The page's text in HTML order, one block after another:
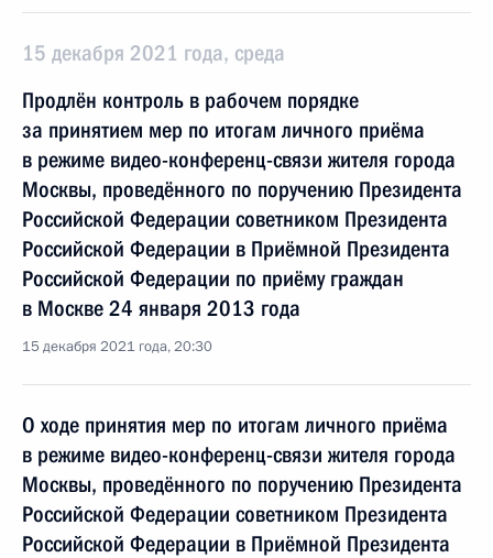
15 декабря 2021 года, среда
Продлён контроль в рабочем порядке
за принятием мер по итогам личного приёма
в режиме видео-конференц-связи жителя города
Москвы, проведённого по поручению Президента
Российской Федерации советником Президента
Российской Федерации в Приёмной Президента
Российской Федерации по приёму граждан
в Москве 24 января 2013 года
15 декабря 2021 года, 20:30
О ходе принятия мер по итогам личного приёма
в режиме видео-конференц-связи жителя города
Москвы, проведённого по поручению Президента
Российской Федерации советником Президента
Российской Федерации в Приёмной Президента